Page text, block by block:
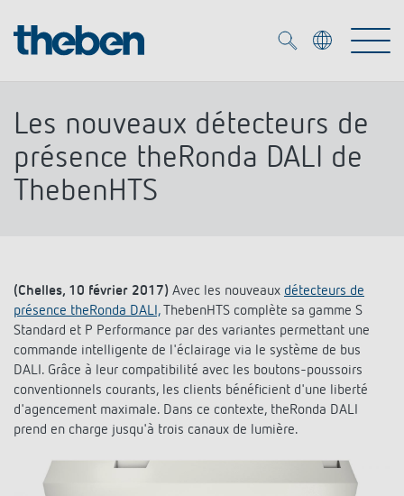
Produits
DALI
Détecteurs de présence et de mouvement
Spots LED
Contrôle du temps et de la lumière
OEM
Experts OEM
Références
Contrôle du temps et de la lumière
Commande d'éclairage DALI-2
Systèmes KNX
Système pour maison intelligente
Service
Médiathèque
Catalogues et prospectus
Commande de catalogue
Entreprise
Theben AG
Contact
Recherche de produits
Les nouveaux détecteurs de
présence theRonda DALI de
ThebenHTS
(Chelles, 10 février 2017) Avec les nouveaux détecteurs de
présence theRonda DALI, ThebenHTS complète sa gamme S
Standard et P Performance par des variantes permettant une
commande intelligente de l'éclairage via le système de bus
DALI. Grâce à leur compatibilité avec les boutons-poussoirs
conventionnels courants, les clients bénéficient d'une liberté
d'agencement maximale. Dans ce contexte, theRonda DALI
prend en charge jusqu'à trois canaux de lumière.